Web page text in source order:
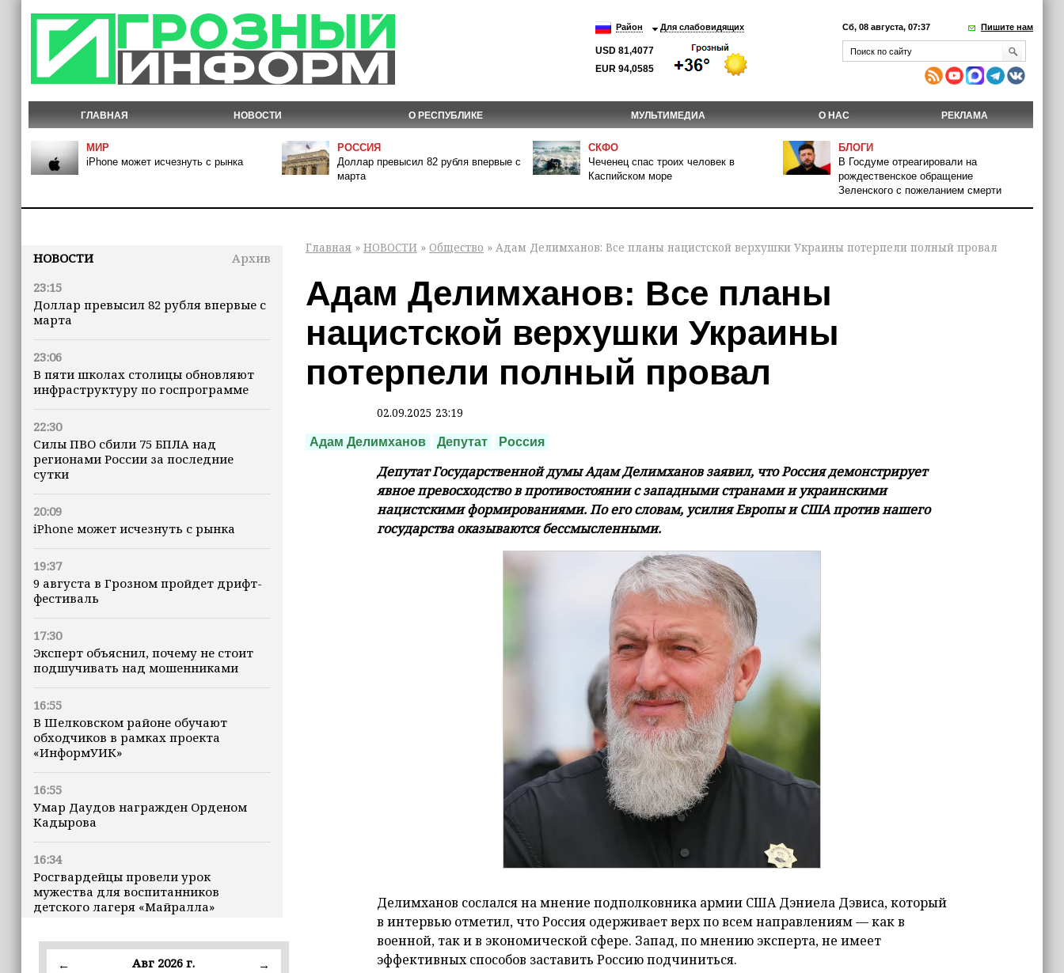
Район Для слабовидящих
USD 81,4077
EUR 94,0585
Сб, 08 августа, 07:37 Пишите нам
ГЛАВНАЯ НОВОСТИ О РЕСПУБЛИКЕ МУЛЬТИМЕДИА О НАС РЕКЛАМА
МИР
iPhone может исчезнуть с рынка
РОССИЯ
Доллар превысил 82 рубля впервые с
марта
СКФО
Чеченец спас троих человек в
Каспийском море
БЛОГИ
В Госдуме отреагировали на
рождественское обращение
Зеленского с пожеланием смерти
НОВОСТИ
Архив
23:15
Доллар превысил 82 рубля впервые с
марта
23:06
В пяти школах столицы обновляют
инфраструктуру по госпрограмме
22:30
Силы ПВО сбили 75 БПЛА над
регионами России за последние
сутки
20:09
iPhone может исчезнуть с рынка
19:37
9 августа в Грозном пройдет дрифт-
фестиваль
17:30
Эксперт объяснил, почему не стоит
подшучивать над мошенниками
16:55
В Шелковском районе обучают
обходчиков в рамках проекта
«ИнформУИК»
16:55
Умар Даудов награжден Орденом
Кадырова
16:34
Росгвардейцы провели урок
мужества для воспитанников
детского лагеря «Майралла»
16:30
Дмитрий Чернышенко: Внутренний
← Авг 2026 г.
→
Главная » НОВОСТИ » Общество » Адам Делимханов: Все планы нацистской верхушки Украины потерпели полный провал
Адам Делимханов: Все планы
нацистской верхушки Украины
потерпели полный провал
02.09.2025 23:19
Адам Делимханов Депутат Россия
Депутат Государственной думы Адам Делимханов заявил, что Россия демонстрирует
явное превосходство в противостоянии с западными странами и украинскими
нацистскими формированиями. По его словам, усилия Европы и США против нашего
государства оказываются бессмысленными.
Делимханов сослался на мнение подполковника армии США Дэниела Дэвиса, который
в интервью отметил, что Россия одерживает верх по всем направлениям — как в
военной, так и в экономической сфере. Запад, по мнению эксперта, не имеет
эффективных способов заставить Россию подчиниться.